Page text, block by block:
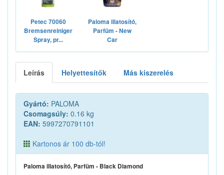
Petec 70060
Bremsenreiniger
Spray, pr...
Paloma illatosító,
Parfüm - New
Car
Leírás Helyettesítők Más kiszerelés
Gyártó: PALOMA
Csomagsúly: 0.16 kg
EAN: 5997270791101
Kartonos ár 100 db-tól!
Paloma illatosító, Parfüm - Black Diamond